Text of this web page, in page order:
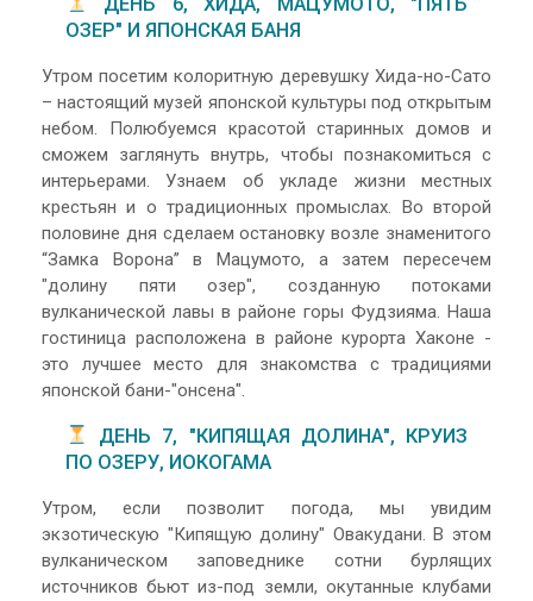
ОЗЕР" И ЯПОНСКАЯ БАНЯ
Утром посетим колоритную деревушку Хида-но-Сато
– настоящий музей японской культуры под открытым
небом. Полюбуемся красотой старинных домов и
сможем заглянуть внутрь, чтобы познакомиться с
интерьерами. Узнаем об укладе жизни местных
крестьян и о традиционных промыслах. Во второй
половине дня сделаем остановку возле знаменитого
“Замка Ворона” в Мацумото, а затем пересечем
"долину пяти озер", созданную потоками
вулканической лавы в районе горы Фудзияма. Наша
гостиница расположена в районе курорта Хаконе -
это лучшее место для знакомства с традициями
японской бани-"онсена".
ДЕНЬ 7, "КИПЯЩАЯ ДОЛИНА", КРУИЗ
ПО ОЗЕРУ, ИОКОГАМА
Утром, если позволит погода, мы увидим
экзотическую "Кипящую долину" Овакудани. В этом
вулканическом заповеднике сотни бурлящих
источников бьют из-под земли, окутанные клубами